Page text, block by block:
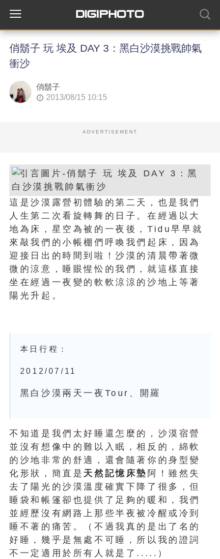
俏鬍子 玩 埃及 DAY 3：黑白沙漠挑戰帥氣
衝沙
俏鬍子
2013/08/15 10:15
ADVERTISEMENT
這是沙漠露營初體驗的第二天，也是我們
人生第二次看旋轉舞的日子。在經過以大
地為床，星空為被的一夜後，Tidu早早就
來敲我們的小帳棚們呼喚我們起床，因為
迎接日出的時間到啦！沙漠的清晨帶著微
微的涼意，睡眼惺忪的我們，就這樣直接
坐在經過一夜變的軟軟涼涼的沙地上等著
陽光升起。
本日行程：
2012/07/11
黑白沙漠兩天一夜Tour、開羅
不知道是我們太好睡還怎麼的，沙漠宿營
並沒有想像中的難以入眠，相反的，綿軟
的沙地非常的舒適，還會隨著你的身型變
化形狀，簡直是 天然記憶床墊 阿！雖然失
去了陽光的沙漠溫度確實下降了很多，但
睡袋和帳篷卻也提供了足夠的暖和，我們
並經歷沒有網路上那些半夜被冷醒或冷到
睡不著的痛苦。（不過我真的是出了名的
好睡，幾乎是無處不可睡，所以我的證詞
不一定適用於所有人就是了.....）